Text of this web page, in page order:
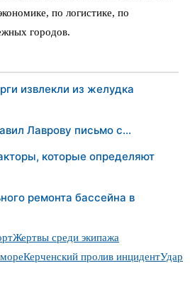
по логистике, по
городов.
извлекли из желудка
Лаврову письмо с…
которые определяют
ремонта бассейна в
Жертвы среди экипажа
Керченский пролив инцидентУдар